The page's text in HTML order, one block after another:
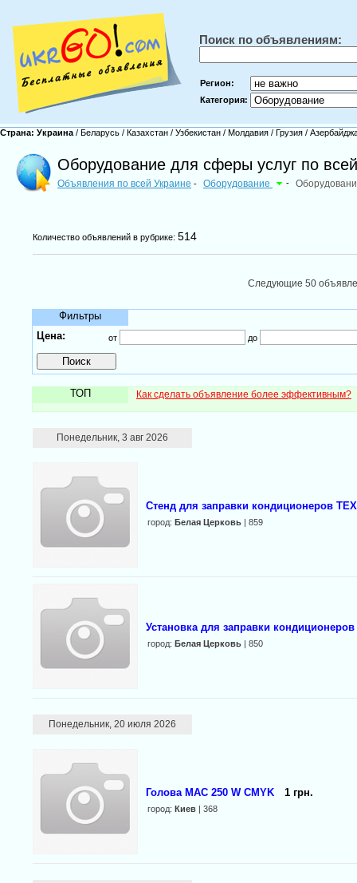
Поиск по объявлениям:
Регион:
Категория:
Страна: Украина / Беларусь / Казахстан / Узбекистан / Молдавия / Грузия /
Оборудование для сферы услуг по
Объявления по всей Украине - Оборудование -
Количество объявлений в рубрике: 514
Следующие 50
Фильтры
Цена:
от до
ТОП Как сделать объявление более эффективным?
Понедельник, 3 авг 2026
Стенд для заправки кондиционеров
город: Белая Церковь| 859
Установка для заправки кондиционеров
город: Белая Церковь| 850
Понедельник, 20 июля 2026
Голова MAC 250 W CMYK 1 грн.
город: Киев| 368